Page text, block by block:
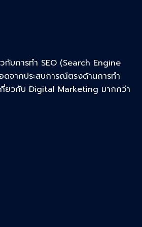
กับการทำ SEO (Search Engine
จากประสบการณ์ตรงด้านการทำ
เกี่ยวกับ Digital Marketing มากกว่า